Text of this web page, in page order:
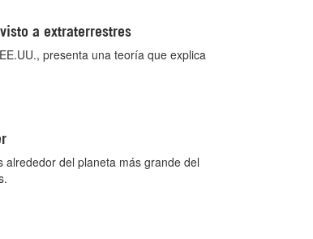
a extraterrestres
presenta una teoría que explica
del planeta más grande del